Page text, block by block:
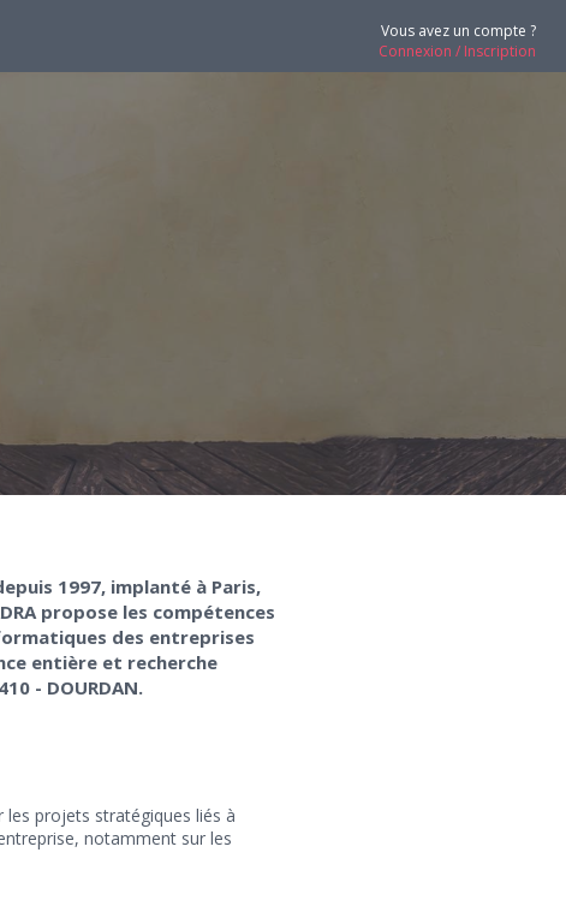
Vous avez un compte ?
Connexion / Inscription
1997, implanté à Paris,
propose les compétences
des entreprises
entière et recherche
- DOURDAN.
les projets stratégiques liés à
notamment sur les